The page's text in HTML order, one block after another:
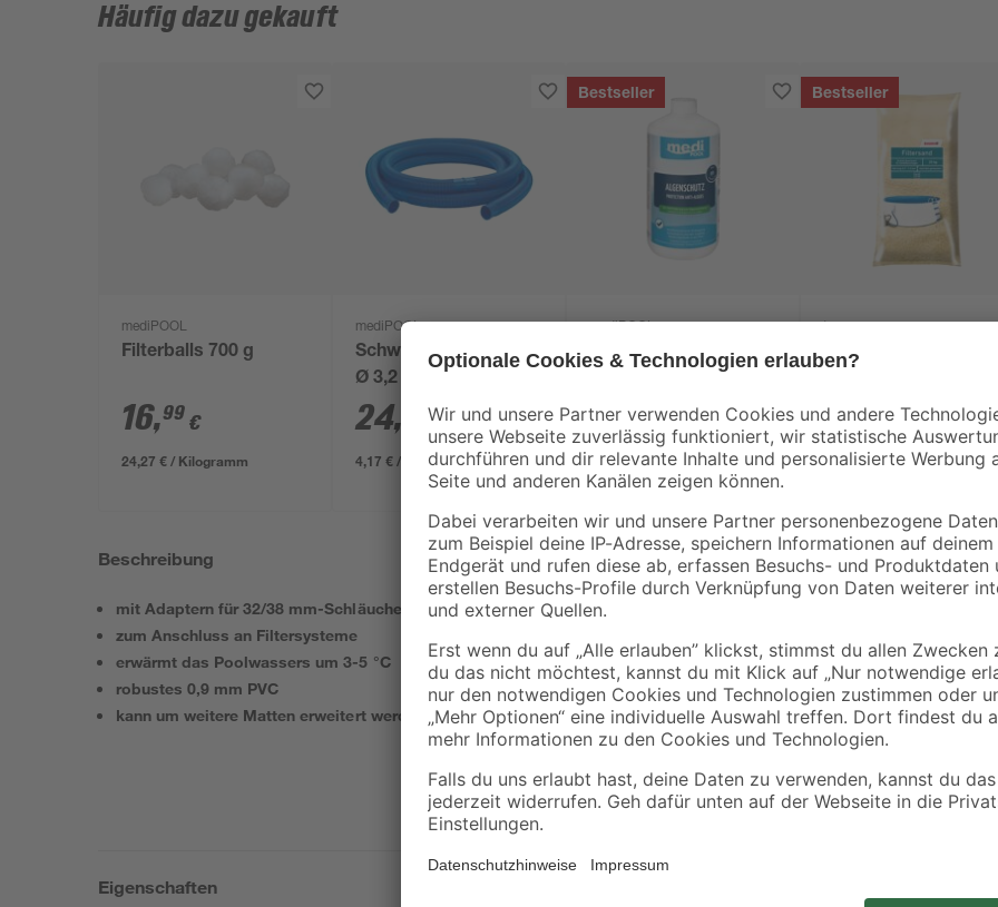
Häufig dazu gekauft
mediPOOL
Filterballs 700 g
16,99 €
24,27 € / Kilogramm
mediPOOL
Schwimmbadschlauch
Ø 3,2 x 600 cm
24, €
4,17 € / Meter
Bestseller
Algenschutz 1 Liter
9,99€
9,99 € / Liter
Bestseller
Filtersand für
1,2 mm 25 kg
11,99€
0,48 € / Kilogramm
Beschreibung
mit Adaptern für 32/38 mm-Schläuche
zum Anschluss an Filtersysteme
erwärmt das Poolwassers um 3-5 °C
robustes 0,9 mm PVC
kann um weitere Matten erweitert werden
Mit einer Größe von 110 x 171
zum Aufwärmen des
Witterungsbedingungen um 3-5
auch wenn es draußen noch
Material der Heizung garantiert
Freien geeignet. Die Anzahl der
variieren. Im Lieferumfang ist
Filterpumpen mit einer Leistung
8.327 l/h geeignet. Der Aufbau
Eigenschaften